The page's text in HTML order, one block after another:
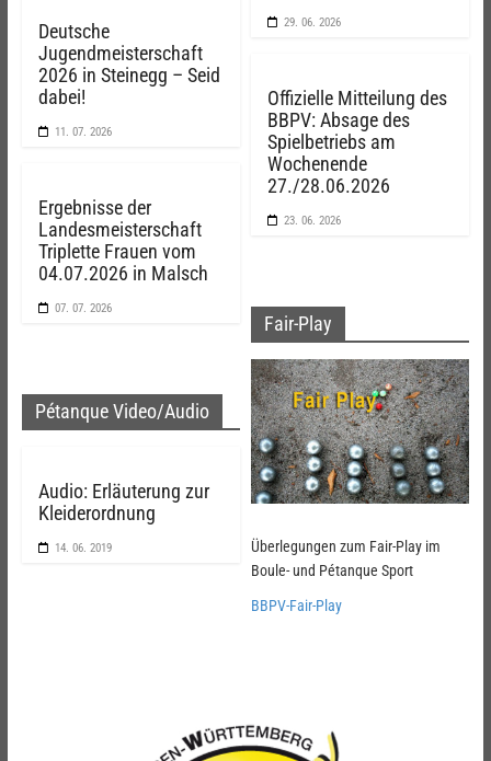
Deutsche
Jugendmeisterschaft
2026 in Steinegg – Seid
dabei!
11. 07. 2026
Ergebnisse der
Landesmeisterschaft
Triplette Frauen vom
04.07.2026 in Malsch
07. 07. 2026
Pétanque Video/Audio
Audio: Erläuterung zur
Kleiderordnung
14. 06. 2019
29. 06. 2026
Offizielle Mitteilung des
BBPV: Absage des
Spielbetriebs am
Wochenende
27./28.06.2026
23. 06. 2026
Fair-Play
Überlegungen zum Fair-Play im
Boule- und Pétanque Sport
BBPV-Fair-Play